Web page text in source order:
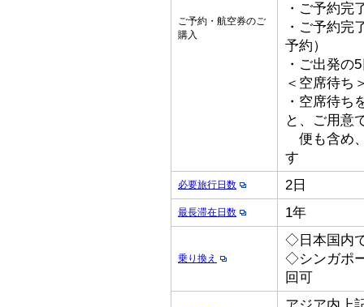
ご予約・航空券のご
購入
・ご予約完
・ご予約完
予約）
・ご出発の
＜空席待ち
・空席待ち
と、ご用意
便も含め
す
必要旅行日数 2日
最長滞在日数 1年
乗り換え
◇日本国内
◇シンガポ
回可